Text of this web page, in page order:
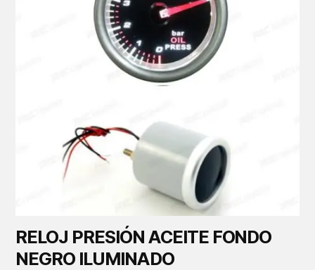
RELOJ PRESIÓN ACEITE FONDO
NEGRO ILUMINADO